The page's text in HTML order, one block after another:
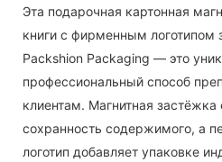
Эта подарочная картонная
книги с фирменным логотипом
Packshion Packaging — это
профессиональный способ
клиентам. Магнитная застёжка
сохранность содержимого, а
логотип добавляет упаковке